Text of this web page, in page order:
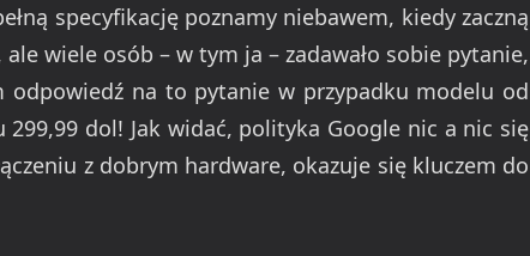
specyfikację poznamy niebawem, kiedy zaczną
wiele osób – w tym ja – zadawało sobie pytanie,
odpowiedź na to pytanie w przypadku modelu od
dol! Jak widać, polityka Google nic a nic się
z dobrym hardware, okazuje się kluczem do